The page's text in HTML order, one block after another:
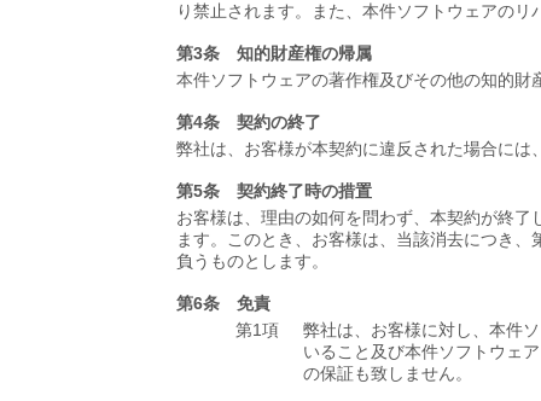
り禁止されます。また、本件ソフトウェアの
第3条 知的財産権の帰属
本件ソフトウェアの著作権及びその他の知的
第4条 契約の終了
弊社は、お客様が本契約に違反された場合に
第5条 契約終了時の措置
お客様は、理由の如何を問わず、本契約が終
ます。このとき、お客様は、当該消去につき
負うものとします。
第6条 免責
第1項
弊社は、お客様に対し、本件
いること及び本件ソフトウェ
の保証も致しません。